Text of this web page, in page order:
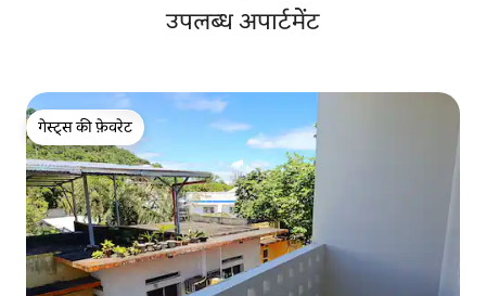
उपलब्ध अपार्टमेंट
गेस्ट्स की फ़ेवरेट
गेस्ट्स की फ़ेवरेट